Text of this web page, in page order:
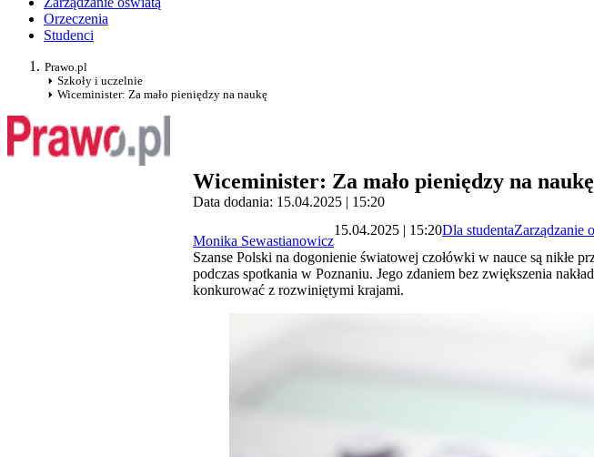
Orzeczenia
Studenci
Prawo.pl
Szkoły i uczelnie
Wiceminister: Za mało pieniędzy na naukę
Wiceminister: Za mało pieniędzy na naukę
Data dodania: 15.04.2025 | 15:20
Monika Sewastianowicz
15.04.2025 | 15:20Dla studentaZarządzanie
Szanse Polski na dogonienie światowej czołówki w nauce są nikłe
podczas spotkania w Poznaniu. Jego zdaniem bez zwiększenia
konkurować z rozwiniętymi krajami.